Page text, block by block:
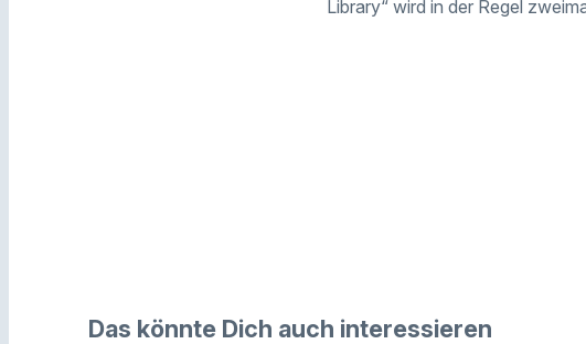
Library“ wird in der Regel
Das könnte Dich auch interessieren